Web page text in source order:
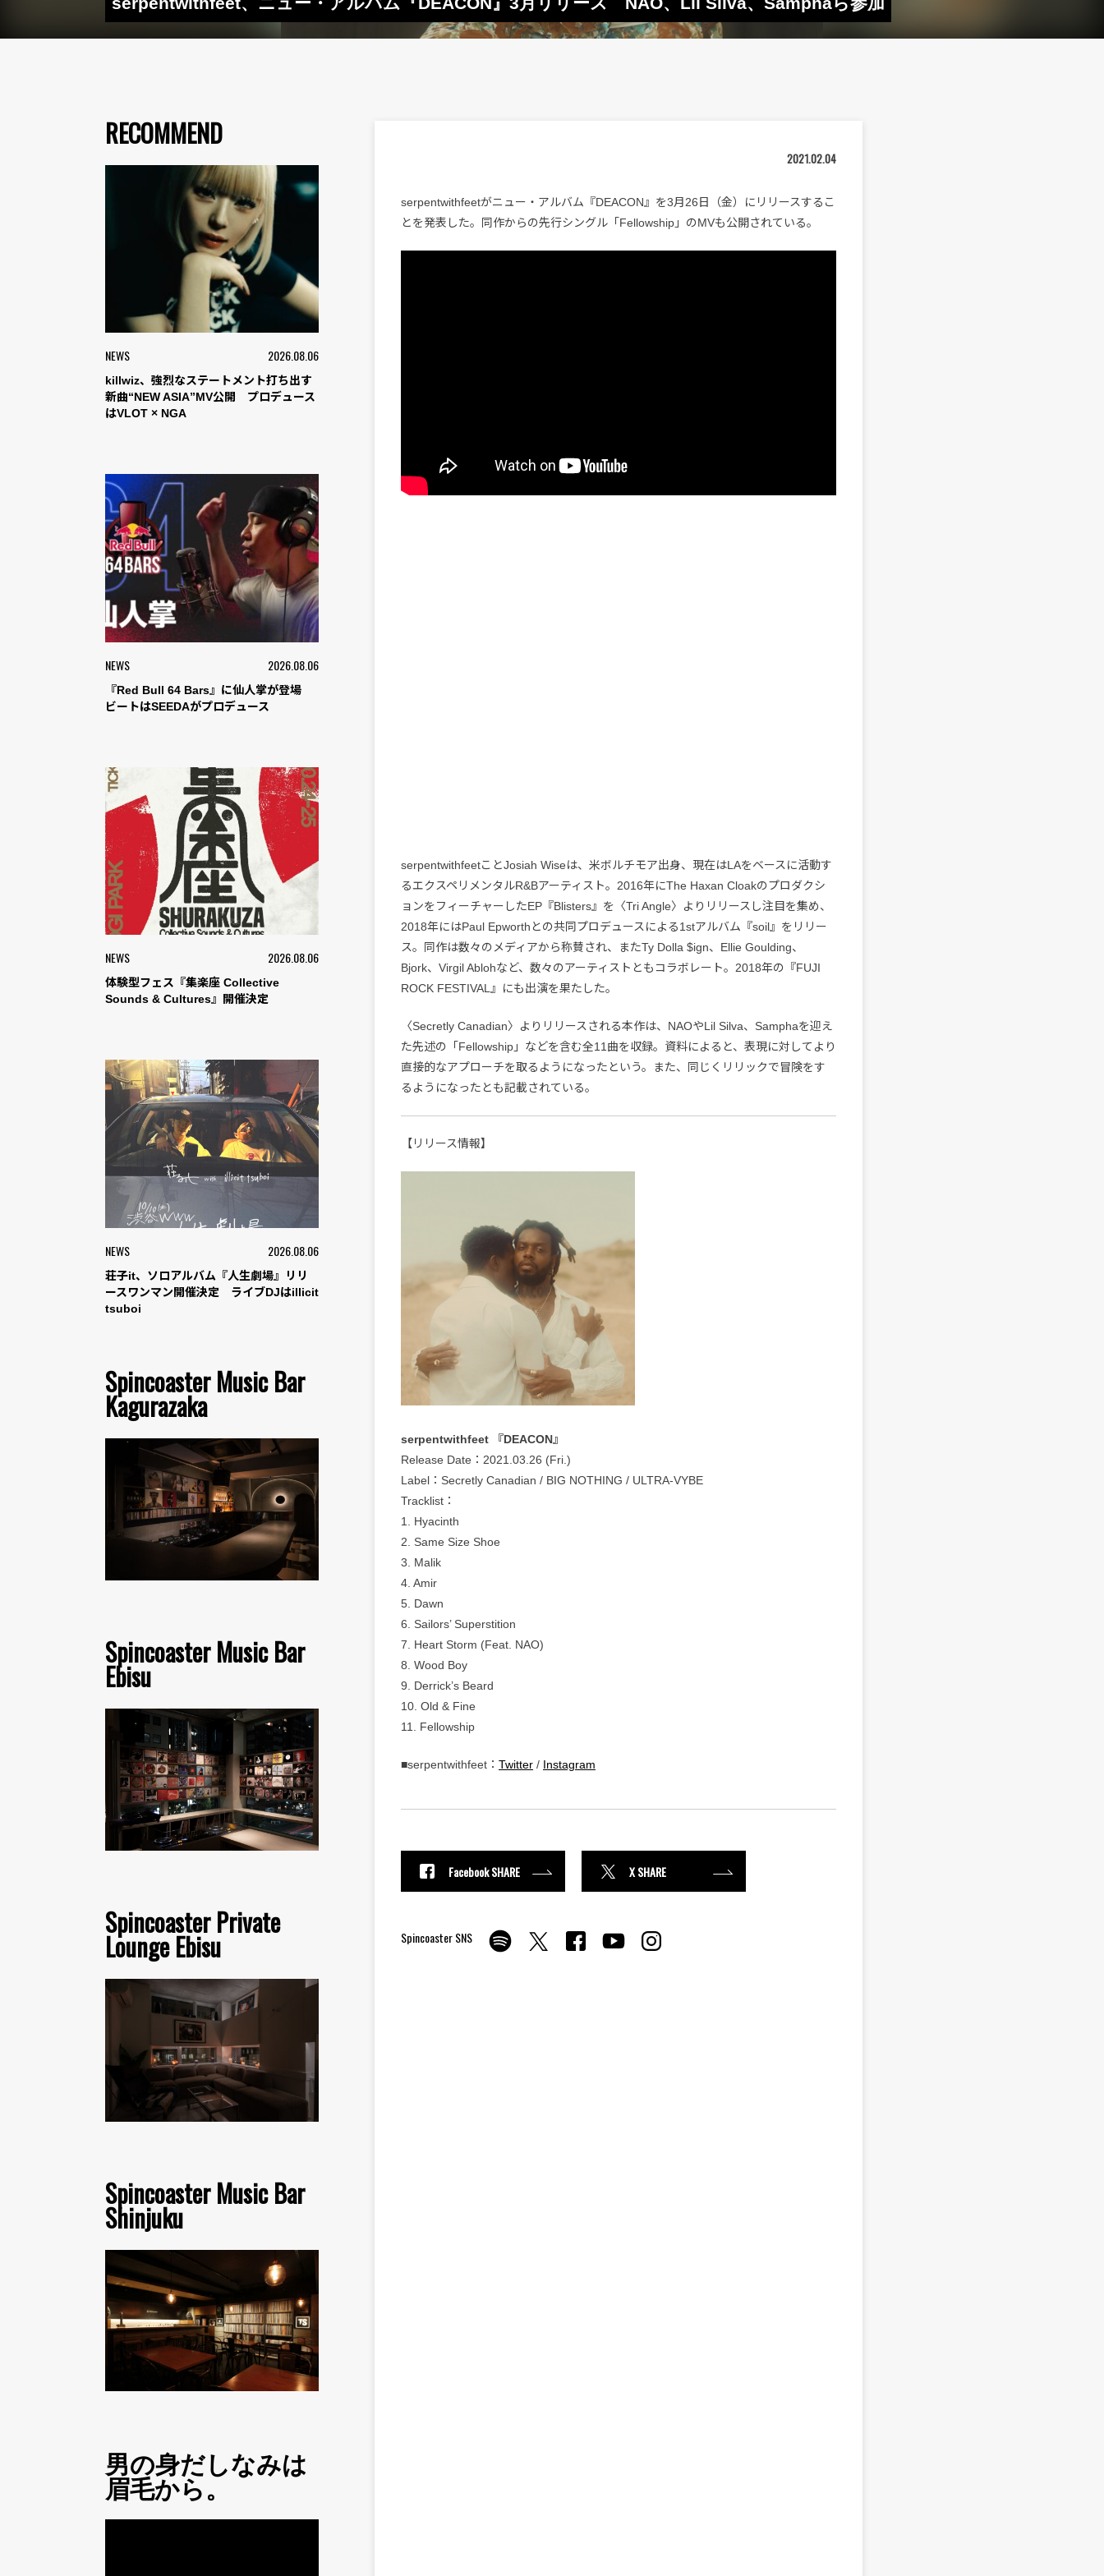
RECOMMEND
NEWS 2026.08.06
killwiz、強烈なステートメント打ち出す
新曲“NEW ASIA”MV公開 プロデュース
はVLOT × NGA
NEWS 2026.08.06
『Red Bull 64 Bars』に仙人掌が登場
ビートはSEEDAがプロデュース
NEWS 2026.08.06
体験型フェス『集楽座 Collective
Sounds & Cultures』開催決定
NEWS 2026.08.06
荘子it、ソロアルバム『人生劇場』リリ
ースワンマン開催決定 ライブDJはillicit
tsuboi
Spincoaster Music Bar
Kagurazaka
Spincoaster Music Bar
Ebisu
Spincoaster Private
Lounge Ebisu
Spincoaster Music Bar
Shinjuku
男の身だしなみは
眉毛から。
2021.02.04
serpentwithfeetがニュー・アルバム『DEACON』を3月26日（金）にリリースするこ
とを発表した。同作からの先行シングル「Fellowship」のMVも公開されている。
serpentwithfeetことJosiah Wiseは、米ボルチモア出身、現在はLAをベースに活動す
るエクスペリメンタルR&Bアーティスト。2016年にThe Haxan Cloakのプロダクシ
ョンをフィーチャーしたEP『Blisters』を〈Tri Angle〉よりリリースし注目を集め、
2018年にはPaul Epworthとの共同プロデュースによる1stアルバム『soil』をリリー
ス。同作は数々のメディアから称賛され、またTy Dolla $ign、Ellie Goulding、
Bjork、Virgil Ablohなど、数々のアーティストともコラボレート。2018年の『FUJI
ROCK FESTIVAL』にも出演を果たした。
〈Secretly Canadian〉よりリリースされる本作は、NAOやLil Silva、Samphaを迎え
た先述の「Fellowship」などを含む全11曲を収録。資料によると、表現に対してより
直接的なアプローチを取るようになったという。また、同じくリリックで冒険をす
るようになったとも記載されている。
【リリース情報】
serpentwithfeet 『DEACON』
Release Date：2021.03.26 (Fri.)
Label：Secretly Canadian / BIG NOTHING / ULTRA-VYBE
Tracklist：
1. Hyacinth
2. Same Size Shoe
3. Malik
4. Amir
5. Dawn
6. Sailors’ Superstition
7. Heart Storm (Feat. NAO)
8. Wood Boy
9. Derrick’s Beard
10. Old & Fine
11. Fellowship
■serpentwithfeet： Twitter / Instagram
Facebook SHARE X SHARE
Spincoaster SNS